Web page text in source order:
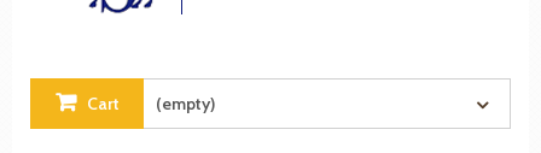
Cart (empty)